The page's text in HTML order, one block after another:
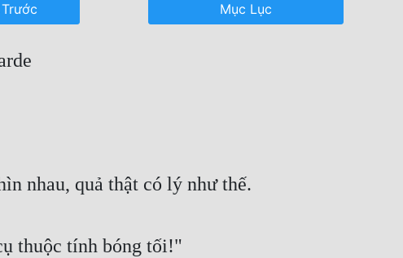
Trước Mục Lục
nhau, quả thật có lý như thế.
thuộc tính bóng tối!"